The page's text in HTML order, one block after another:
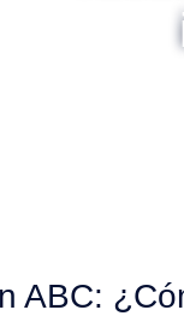
ABC: